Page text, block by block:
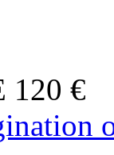
120 €